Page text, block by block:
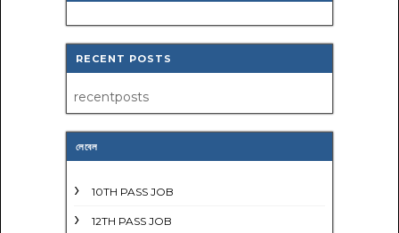
RECENT POSTS
recentposts
লেবেল
10TH PASS JOB
12TH PASS JOB